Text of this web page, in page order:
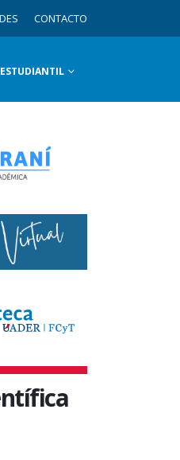
CONTACTO